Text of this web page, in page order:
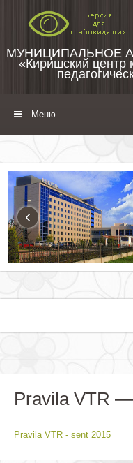
МУНИЦИПАЛЬНОЕ
«Киришский центр
Меню
‹
Pravila VTR
Pravila VTR - sent 2015